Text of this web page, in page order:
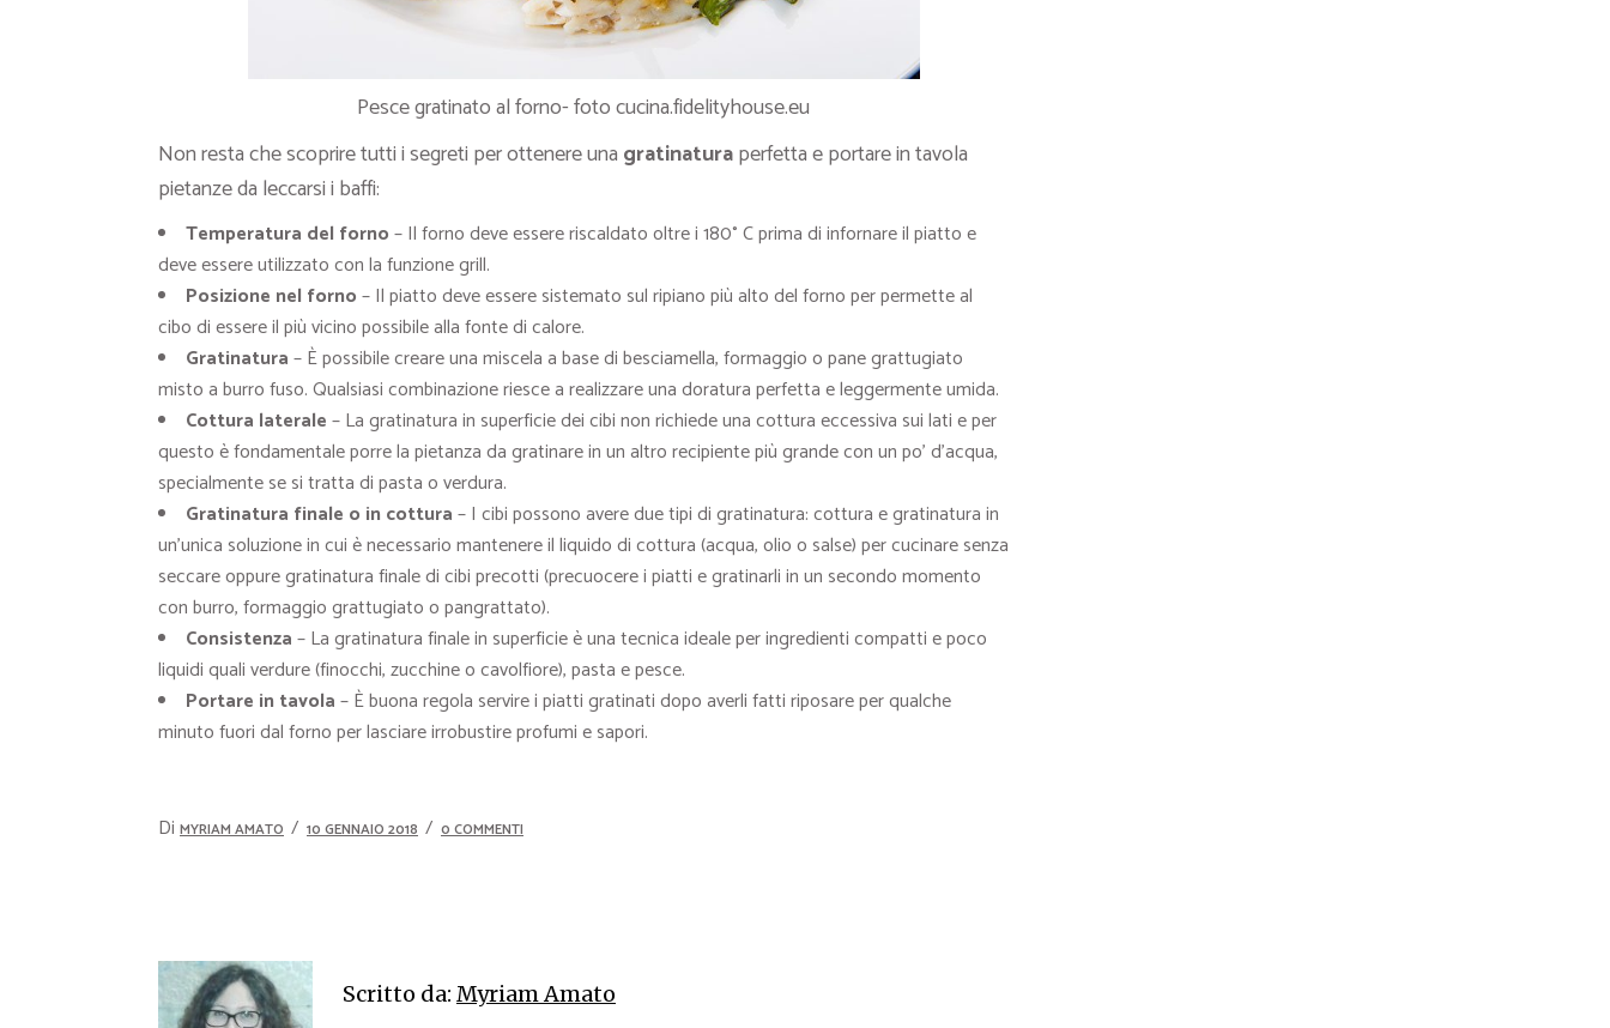
Pesce gratinato al forno- foto cucina.fidelityhouse.eu
Non resta che scoprire tutti i segreti per ottenere una gratinaturaperfetta e portare in tavola
pietanze da leccarsi i baffi:
Temperatura del forno– Il forno deve essere riscaldato oltre i 180° C prima di infornare il piatto e
deve essere utilizzato con la funzione grill.
Posizione nel forno– Il piatto deve essere sistemato sul ripiano più alto del forno per permette al
cibo di essere il più vicino possibile alla fonte di calore.
Gratinatura– È possibile creare una miscela a base di besciamella, formaggio o pane grattugiato
misto a burro fuso. Qualsiasi combinazione riesce a realizzare una doratura perfetta e leggermente umida.
Cottura laterale– La gratinatura in superficie dei cibi non richiede una cottura eccessiva sui lati e per
questo è fondamentale porre la pietanza da gratinare in un altro recipiente più grande con un po’ d’acqua,
specialmente se si tratta di pasta o verdura.
Gratinatura finale o in cottura– I cibi possono avere due tipi di gratinatura: cottura e gratinatura in
un’unica soluzione in cui è necessario mantenere il liquido di cottura (acqua, olio o salse) per cucinare senza
seccare oppure gratinatura finale di cibi precotti (precuocere i piatti e gratinarli in un secondo momento
con burro, formaggio grattugiato o pangrattato).
Consistenza– La gratinatura finale in superficie è una tecnica ideale per ingredienti compatti e poco
liquidi quali verdure (finocchi, zucchine o cavolfiore), pasta e pesce.
Portare in tavola– È buona regola servire i piatti gratinati dopo averli fatti riposare per qualche
minuto fuori dal forno per lasciare irrobustire profumi e sapori.
Di MYRIAM AMATO 10 GENNAIO 2018 0 COMMENTI
Scritto da: Myriam Amato